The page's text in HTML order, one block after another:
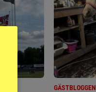
GÄSTBLOGGEN